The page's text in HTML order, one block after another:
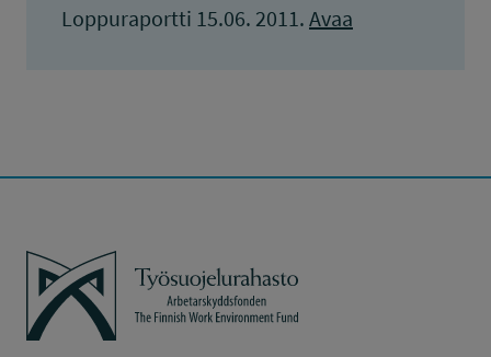
Loppuraportti 15.06. 2011. Avaa
Työsuojelurahasto